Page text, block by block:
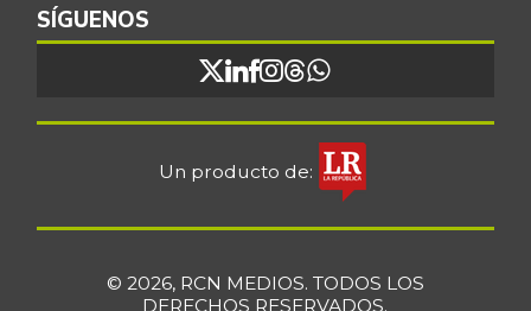
SÍGUENOS
Un producto de:
© 2026, RCN MEDIOS. TODOS LOS
DERECHOS RESERVADOS.